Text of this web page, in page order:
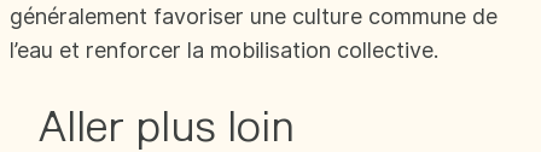
généralement favoriser une culture commune de
l’eau et renforcer la mobilisation collective.
Aller plus loin